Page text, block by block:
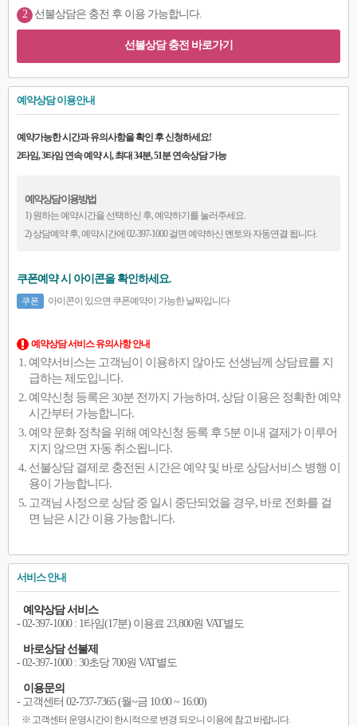
2
선불상담은 충전 후 이용 가능합니다.
선불상담 충전 바로가기
예약상담 이용안내
예약가능한 시간과 유의사항을 확인 후 신청하세요!
2타임, 3타임 연속 예약 시, 최대 34분, 51분 연속상담 가능
예약상담 이용방법
1) 원하는 예약시간을 선택하신 후, 예약하기를 눌러주세요.
2) 상담예약 후, 예약시간에 02-397-1000 걸면 예약하신 멘토와 자동연결 됩니다.
쿠폰예약 시 아이콘을 확인하세요.
쿠폰 아이콘이 있으면 쿠폰예약이 가능한 날짜입니다
예약상담 서비스 유의사항 안내
예약서비스는 고객님이 이용하지 않아도 선생님께 상담료를 지
급하는 제도입니다.
예약신청 등록은 30분 전까지 가능하며, 상담 이용은 정확한 예약
시간부터 가능합니다.
예약 문화 정착을 위해 예약신청 등록 후 5분 이내 결제가 이루어
지지 않으면 자동 취소됩니다.
선불상담 결제로 충전된 시간은 예약 및 바로 상담서비스 병행 이
용이 가능합니다.
고객님 사정으로 상담 중 일시 중단되었을 경우, 바로 전화를 걸
면 남은 시간 이용 가능합니다.
서비스 안내
예약상담 서비스
- 02-397-1000 : 1타임(17분) 이용료 23,800원 VAT별도
바로상담 선불제
- 02-397-1000 : 30초당 700원 VAT별도
이용문의
- 고객센터 02-737-7365 (월~금 10:00 ~ 16:00)
※ 고객센터 운영시간이 한시적으로 변경 되오니 이용에 참고 바랍니다.